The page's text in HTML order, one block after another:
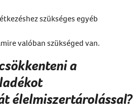
szükséges egyéb
valóban szükséged van.
a
élelmiszertárolással?